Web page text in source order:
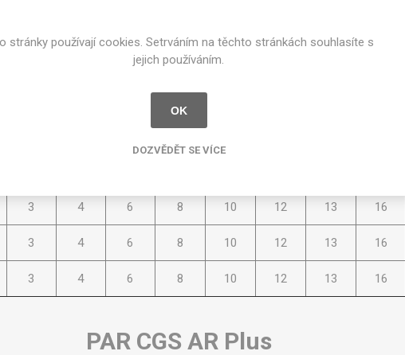
Valchromat
Arpa Fenix
Viroc
Pollmeier
Oberflex
Thermax
Unilin
3 4 6 8 10 12 13 16
Kompakt Plus Color
Earthenware o rozměrech 3050 mm x 1300 mm
3 4 6 8 10 12 13 16
3 4 6 8 10 12 13 16
3 4 6 8 10 12 13 16
PAR CGS AR Plus
stránky používají cookies. Setrváním na těchto stránkách souhlasíte s
jejich používáním.
OK
DOZVĚDĚT SE VÍCE